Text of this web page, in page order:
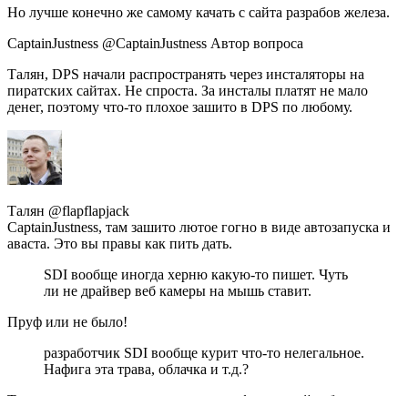
Но лучше конечно же самому качать с сайта разрабов железа.
CaptainJustness @CaptainJustness Автор вопроса
Талян, DPS начали распространять через инсталяторы на
пиратских сайтах. Не спроста. За инсталы платят не мало
денег, поэтому что-то плохое зашито в DPS по любому.
Талян @flapflapjack
CaptainJustness, там зашито лютое гогно в виде автозапуска и
аваста. Это вы правы как пить дать.
SDI вообще иногда херню какую-то пишет. Чуть
ли не драйвер веб камеры на мышь ставит.
Пруф или не было!
разработчик SDI вообще курит что-то нелегальное.
Нафига эта трава, облачка и т.д.?